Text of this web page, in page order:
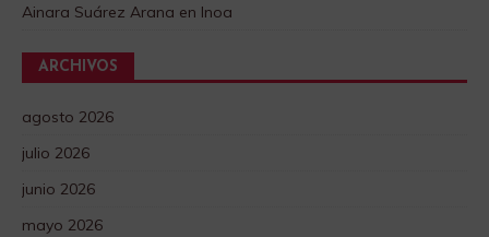
Ainara Suárez Arana en Inoa
ARCHIVOS
agosto 2026
julio 2026
junio 2026
mayo 2026